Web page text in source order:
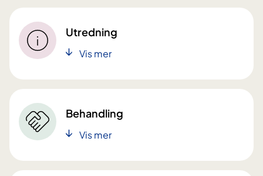
Utredning
Vis mer
Behandling
Vis mer